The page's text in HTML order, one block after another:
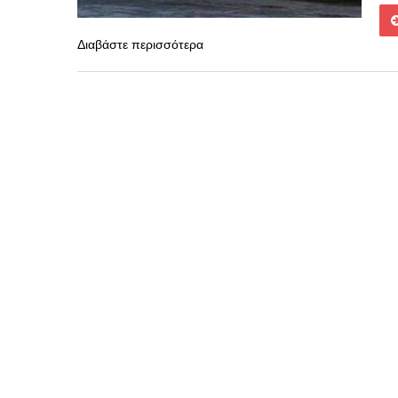
Διαβάστε περισσότερα